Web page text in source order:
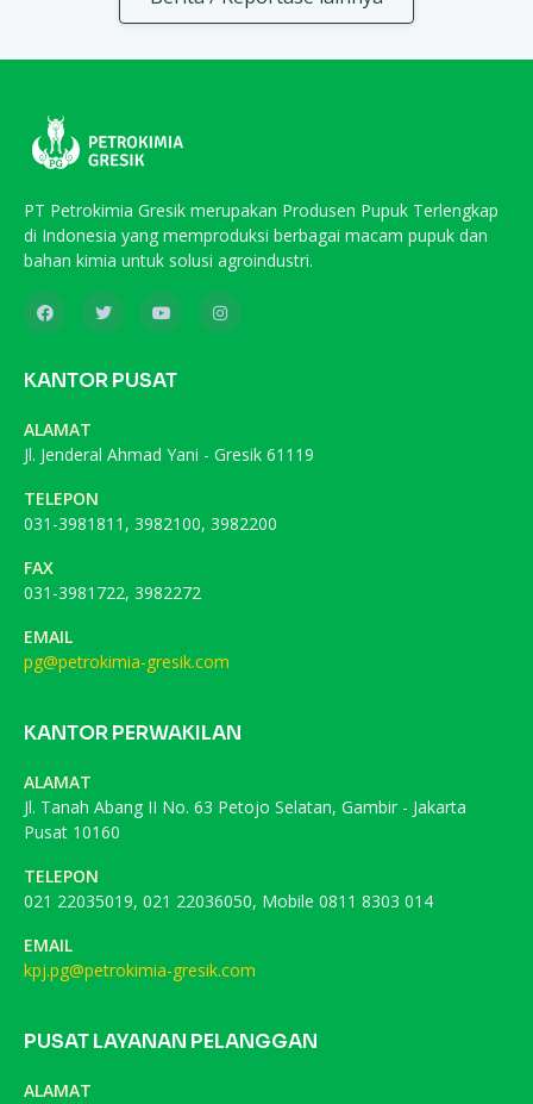
PT Petrokimia Gresik merupakan Produsen Pupuk Terlengkap
di Indonesia yang memproduksi berbagai macam pupuk dan
bahan kimia untuk solusi agroindustri.
KANTOR PUSAT
ALAMAT
Jl. Jenderal Ahmad Yani - Gresik 61119
TELEPON
031-3981811, 3982100, 3982200
FAX
031-3981722, 3982272
EMAIL
pg@petrokimia-gresik.com
KANTOR PERWAKILAN
ALAMAT
Jl. Tanah Abang II No. 63 Petojo Selatan, Gambir - Jakarta
Pusat 10160
TELEPON
021 22035019, 021 22036050, Mobile 0811 8303 014
EMAIL
kpj.pg@petrokimia-gresik.com
PUSAT LAYANAN PELANGGAN
ALAMAT